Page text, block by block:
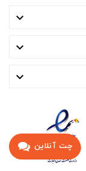



چت آنلاین